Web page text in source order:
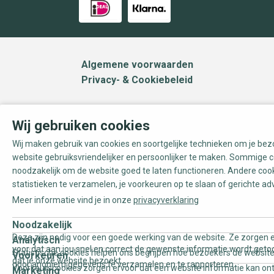
Algemene voorwaarden
Privacy- & Cookiebeleid
Wij gebruiken cookies
Wij maken gebruik van cookies en soortgelijke technieken om je
website gebruiksvriendelijker en persoonlijker te maken. Sommige
noodzakelijk om de website goed te laten functioneren. Andere
statistieken te verzamelen, je voorkeuren op te slaan of gerichte
Meer informatie vind je in onze privacyverklaring
Noodzakelijk
Deze zijn nodig voor een goede werking van de website. Ze zorgen
voor dat aan jou snel en correct de gewenste informatie wordt
dat je onze website bezoekt.
Analytisch
Statistische cookies helpen ons begrijpen hoe bezoekers de
door anoniem gegevens te verzamelen en te rapporteren.
Voorkeuren
Voorkeurscookies zorgen ervoor dat een website informatie kan
Marketing